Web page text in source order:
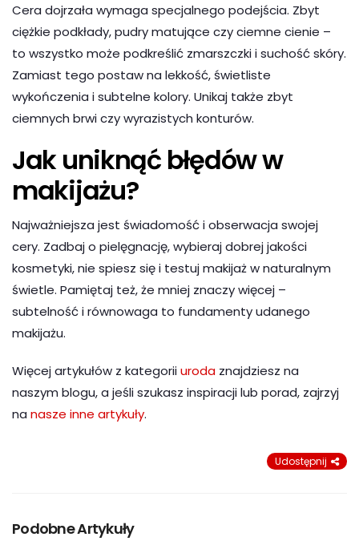
Cera dojrzała wymaga specjalnego podejścia. Zbyt
ciężkie podkłady, pudry matujące czy ciemne cienie –
to wszystko może podkreślić zmarszczki i suchość skóry.
Zamiast tego postaw na lekkość, świetliste
wykończenia i subtelne kolory. Unikaj także zbyt
ciemnych brwi czy wyrazistych konturów.
Jak uniknąć błędów w
makijażu?
Najważniejsza jest świadomość i obserwacja swojej
cery. Zadbaj o pielęgnację, wybieraj dobrej jakości
kosmetyki, nie spiesz się i testuj makijaż w naturalnym
świetle. Pamiętaj też, że mniej znaczy więcej –
subtelność i równowaga to fundamenty udanego
makijażu.
Więcej artykułów z kategoriiuroda znajdziesz na
naszym blogu, a jeśli szukasz inspiracji lub porad, zajrzyj
na nasze inne artykuły.
Udostępnij
Podobne Artykuły